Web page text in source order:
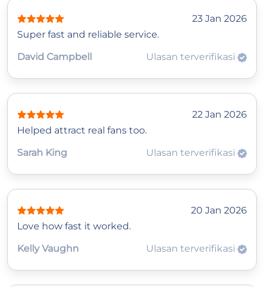
23 Jan 2026
Super fast and reliable service.
David Campbell
Ulasan terverifikasi
22 Jan 2026
Helped attract real fans too.
Sarah King
Ulasan terverifikasi
20 Jan 2026
Love how fast it worked.
Kelly Vaughn
Ulasan terverifikasi